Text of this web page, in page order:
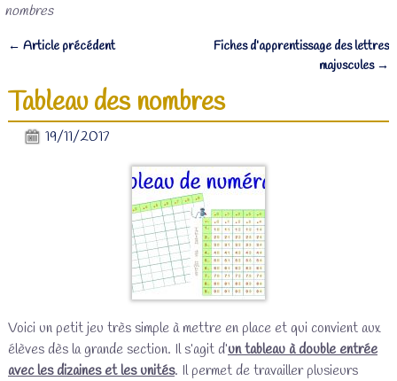
nombres
← Article précédent
Fiches d’apprentissage des lettres
majuscules →
Tableau des nombres
19/11/2017
Voici un petit jeu très simple à mettre en place et qui convient aux
élèves dès la grande section. Il s’agit d’un tableau à double entrée
avec les dizaines et les unités. Il permet de travailler plusieurs